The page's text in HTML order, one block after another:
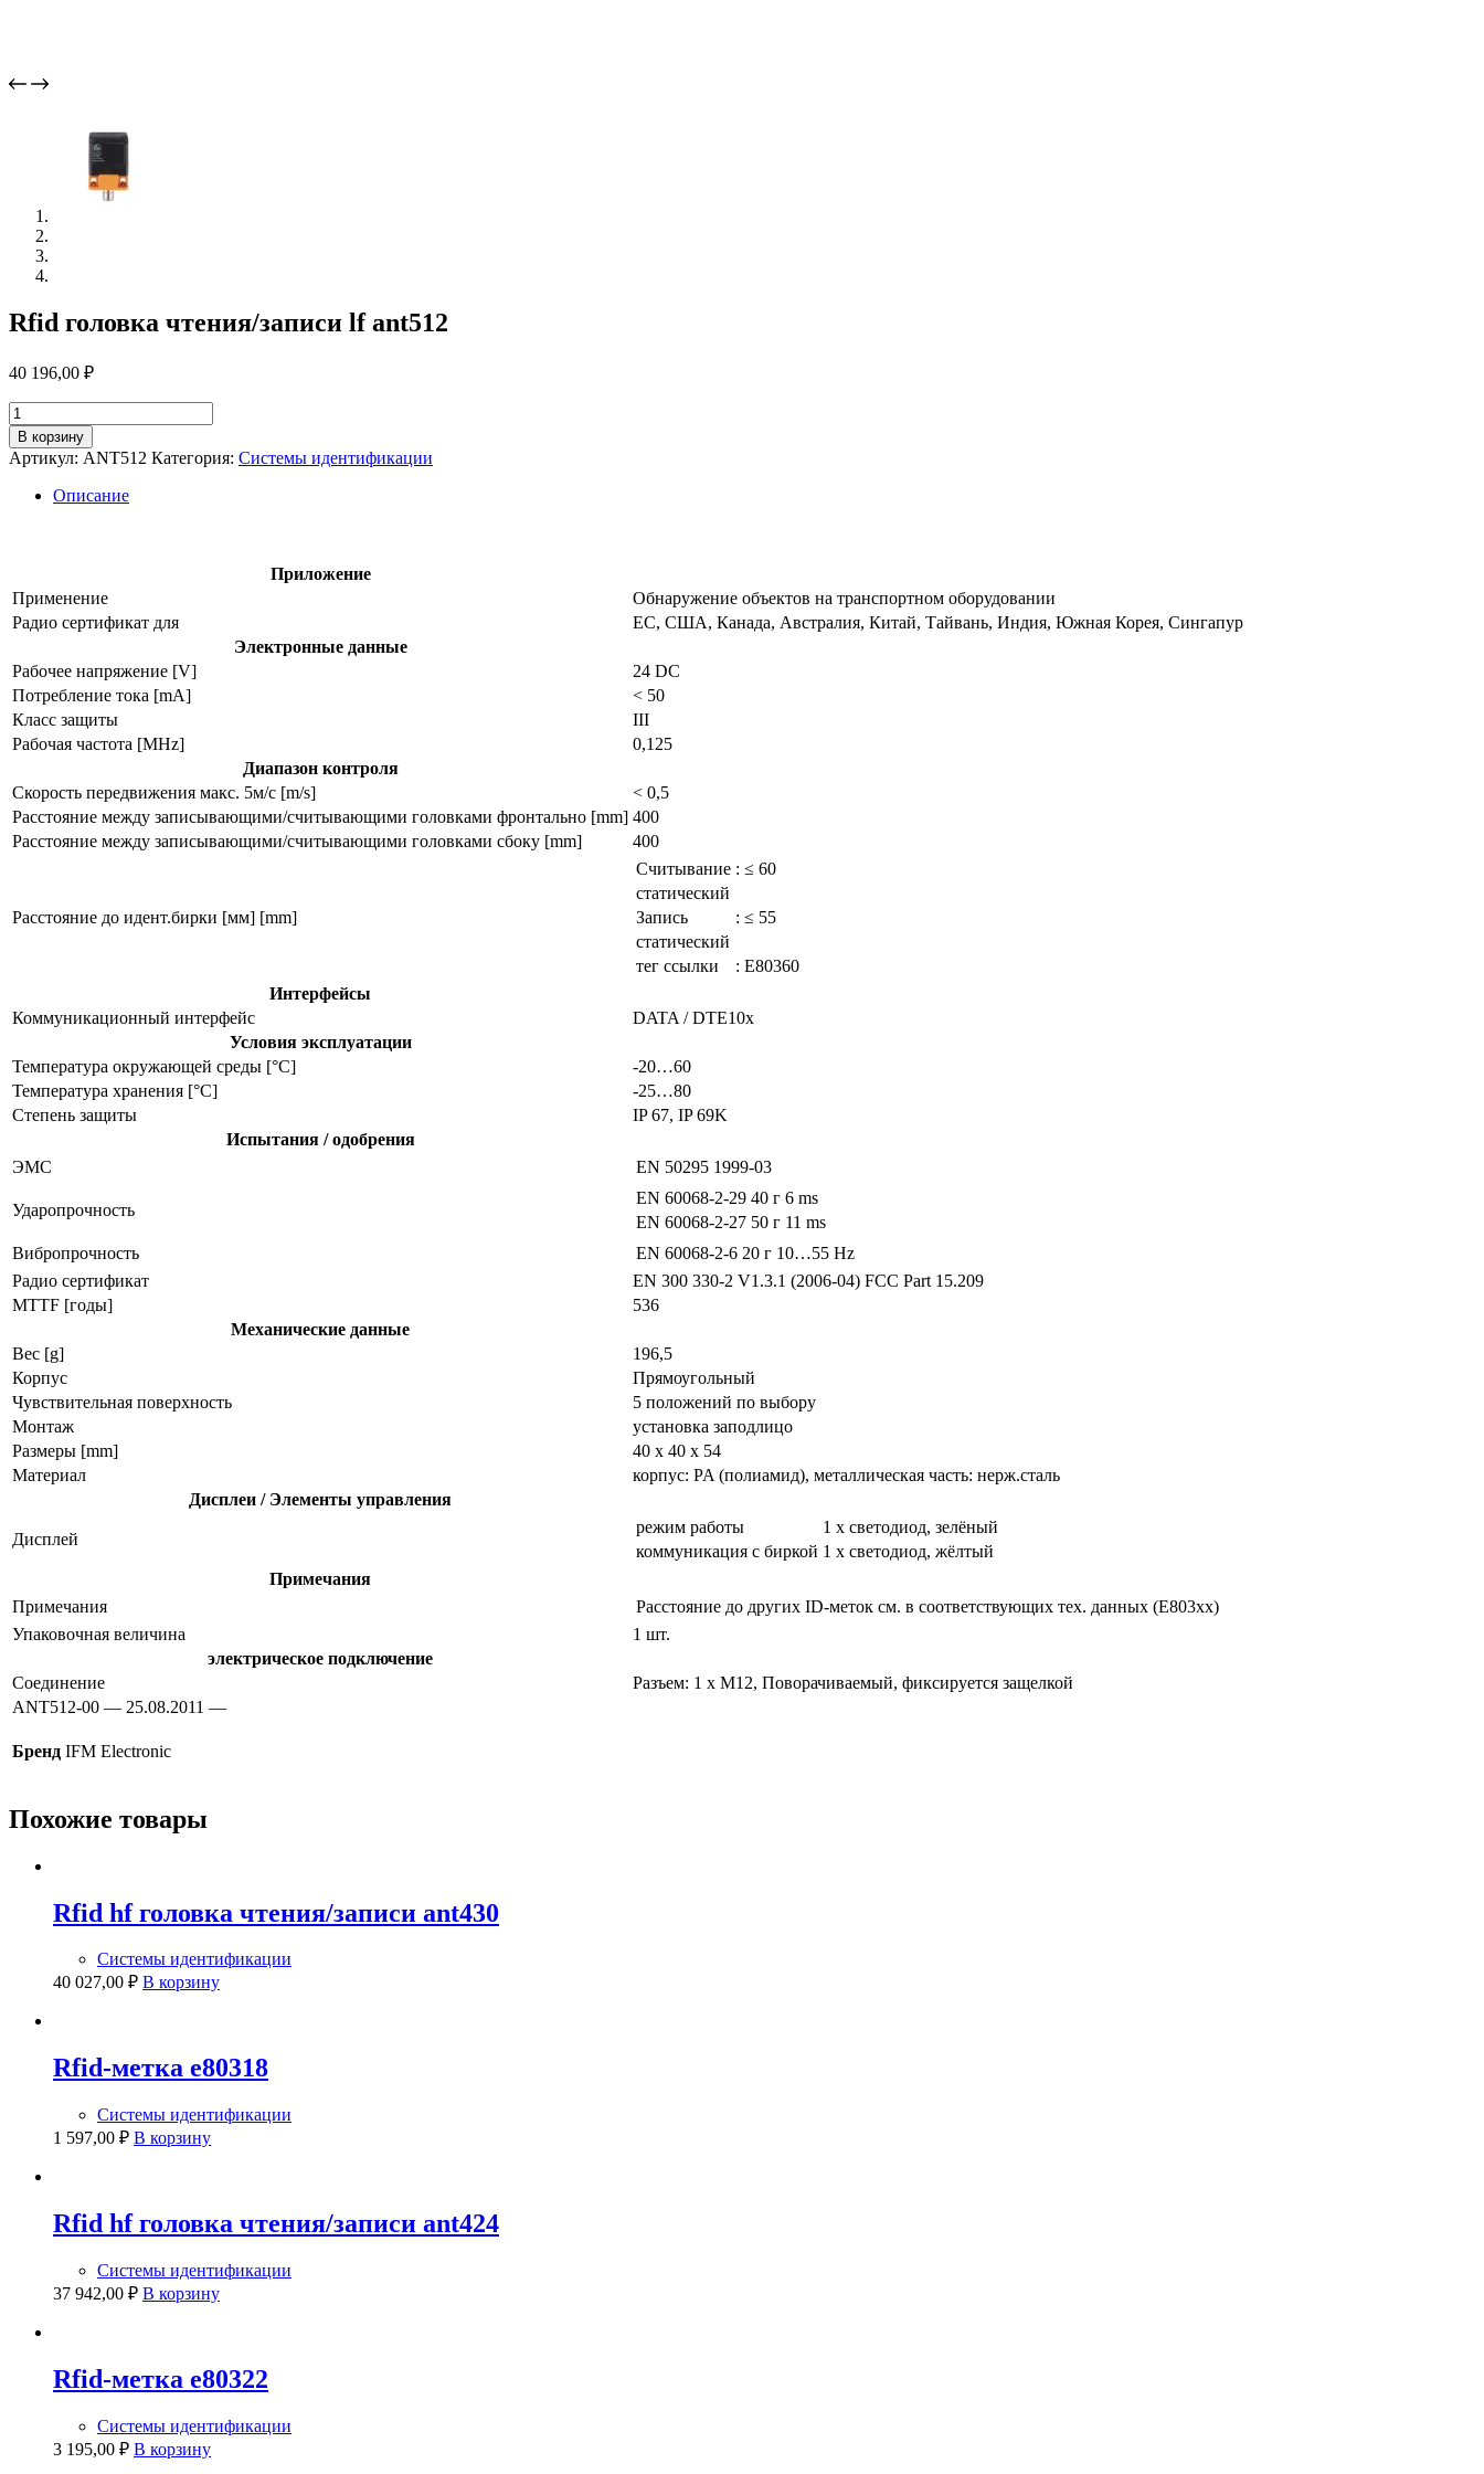
Rfid головка чтения/записи lf ant512
40 196,00 ₽
Количество
товара
Rfid
головка
чтения/
записи
В корзину
Артикул: ANT512 Категория: Системы идентификации
Описание
Приложение
Применение
Обнаружение объектов на транспортном оборудовании
Радио сертификат для
ЕС, США, Канада, Австралия, Китай, Тайвань, Индия, Южная Корея, Сингапур
Электронные данные
Рабочее напряжение [V]
24 DC
Потребление тока [mA]
< 50
Класс защиты
III
Рабочая частота [MHz]
0,125
Диапазон контроля
Скорость передвижения макс. 5м/с [m/s]
< 0,5
Расстояние между записывающими/считывающими головками фронтально [mm] 400
Расстояние между записывающими/считывающими головками сбоку [mm]
400
Расстояние до идент.бирки [мм] [mm]
Считывание : ≤ 60
статический
Запись
: ≤ 55
статический
тег ссылки
: E80360
Интерфейсы
Коммуникационный интерфейс
DATA / DTE10x
Условия эксплуатации
Температура окружающей среды [°C]
-20…60
Температура хранения [°C]
-25…80
Степень защиты
IP 67, IP 69K
Испытания / одобрения
ЭMC
EN 50295 1999-03
Ударопрочность
EN 60068-2-29 40 г 6 ms
EN 60068-2-27 50 г 11 ms
Вибропрочность
EN 60068-2-6 20 г 10…55 Hz
Радио сертификат
EN 300 330-2 V1.3.1 (2006-04) FCC Part 15.209
MTTF [годы]
536
Механические данные
Вес [g]
196,5
Корпус
Прямоугольный
Чувствительная поверхность
5 положений по выбору
Монтаж
установка заподлицо
Размеры [mm]
40 x 40 x 54
Материал
корпус: PA (полиамид), металлическая часть: нерж.сталь
Дисплеи / Элементы управления
Дисплей
режим работы
1 x светодиод, зелёный
коммуникация с биркой 1 x светодиод, жёлтый
Примечания
Примечания
Расстояние до других ID-меток см. в соответствующих тех. данных (E803xx)
Упаковочная величина
1 шт.
электрическое подключение
Соединение
Разъем: 1 x M12, Поворачиваемый, фиксируется защелкой
ANT512-00 — 25.08.2011 —
Бренд IFM Electronic
Похожие товары
Rfid hf головка чтения/записи ant430
Системы идентификации
40 027,00 ₽ В корзину
Rfid-метка e80318
Системы идентификации
1 597,00 ₽ В корзину
Rfid hf головка чтения/записи ant424
Системы идентификации
37 942,00 ₽ В корзину
Rfid-метка e80322
Системы идентификации
3 195,00 ₽ В корзину